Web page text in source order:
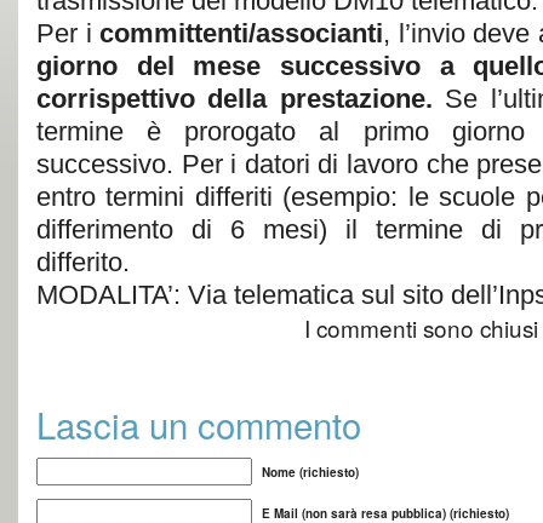
Per icommittenti/associanti, l’invio
giorno del mese successivo a
corrispettivo della prestazione. Se
termine è prorogato al primo giorno
successivo. Per i datori di lavoro che
entro termini differiti (esempio: le scuole
differimento di 6 mesi) il termine di
differito.
MODALITA’: Via telematica sul sito
I commenti sono chiusi
Lascia un commento
Nome (richiesto)
E Mail (non sarà resa pubblica) (richiesto)